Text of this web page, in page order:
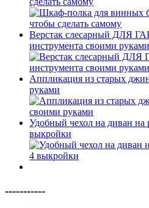
Верстак слесарный ДЛЯ
инструмента своими руками
Аппликация из старых
руками
Удобный чехол на диван на
выкройки
-----------